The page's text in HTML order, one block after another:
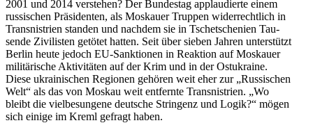
2001 und 2014 ver­ste­hen? Der Bun­des­tag applau­dierte einem
rus­si­schen Prä­si­den­ten, als Mos­kauer Truppen wider­recht­lich in
Trans­nis­trien standen und nachdem sie in Tsche­tsche­nien Tau­
sende Zivi­lis­ten getötet hatten. Seit über sieben Jahren unter­stützt
Berlin heute jedoch EU-Sank­tio­nen in Reak­tion auf Mos­kauer
mili­tä­ri­sche Akti­vi­tä­ten auf der Krim und in der Ost­ukraine.
Diese ukrai­ni­schen Regio­nen gehören weit eher zur „Rus­si­schen
Welt“ als das von Moskau weit ent­fernte Trans­nis­trien. „Wo
bleibt die viel­be­sun­gene deut­sche Strin­genz und Logik?“ mögen
sich einige im Kreml gefragt haben.